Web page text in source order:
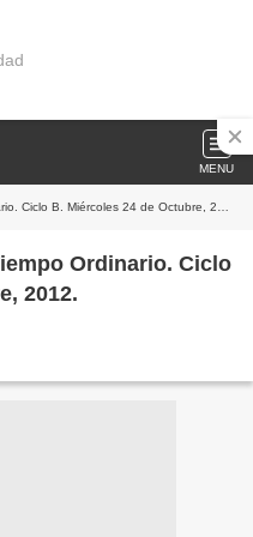
MENU
Ciclo B. Miércoles 24 de Octubre, 2012.
Ordinario. Ciclo
2012.